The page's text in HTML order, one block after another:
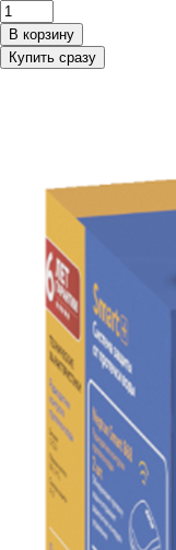
В корзину
Купить сразу